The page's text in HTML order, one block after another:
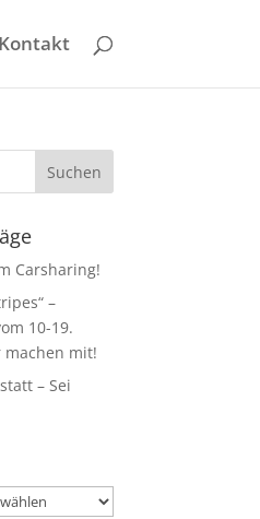
Kontakt
Carsharing!
–
10-19.
machen mit!
– Sei